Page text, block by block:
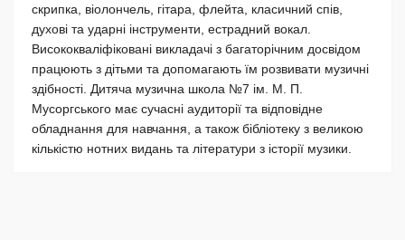
скрипка, віолончель, гітара, флейта, класичний спів,
духові та ударні інструменти, естрадний вокал.
Висококваліфіковані викладачі з багаторічним досвідом
працюють з дітьми та допомагають їм розвивати музичні
здібності. Дитяча музична школа №7 ім. М. П.
Мусоргського має сучасні аудиторії та відповідне
обладнання для навчання, а також бібліотеку з великою
кількістю нотних видань та літератури з історії музики.